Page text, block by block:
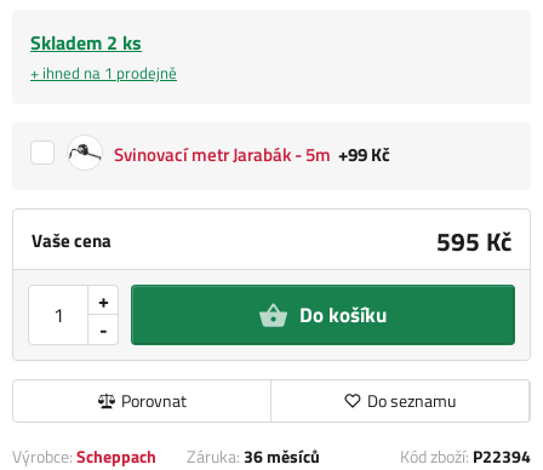
Vaše cena 595 Kč
-
+ Do košíku
Porovnat Do seznamu
Skladem 2 ks
+ ihned na 1 prodejně
Svinovací metr Jarabák - 5m +99 Kč
Výrobce:Scheppach Záruka:36 měsíců Kód zboží: P22394